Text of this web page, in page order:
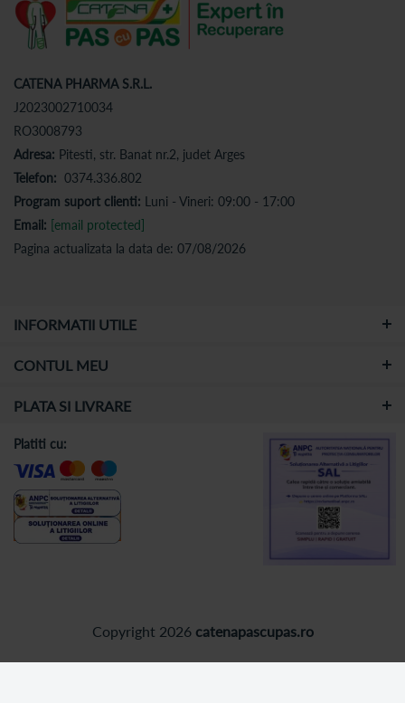
CATENA PHARMA S.R.L.
J2023002710034
RO3008793
Adresa: Pitesti, str. Banat nr.2, judet Arges
Telefon: 0374.336.802
Program suport clienti: Luni - Vineri: 09:00 - 17:00
Email: [email protected]
Pagina actualizata la data de: 07/08/2026
INFORMATII UTILE
CONTUL MEU
PLATA SI LIVRARE
Copyright 2026 catenapascupas.ro
Platiti cu: